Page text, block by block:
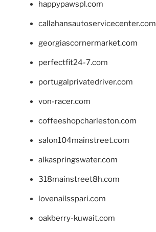
happypawspl.com
callahansautoservicecenter.com
georgiascornermarket.com
perfectfit24-7.com
portugalprivatedriver.com
von-racer.com
coffeeshopcharleston.com
salon104mainstreet.com
alkaspringswater.com
318mainstreet8h.com
lovenailsspari.com
oakberry-kuwait.com